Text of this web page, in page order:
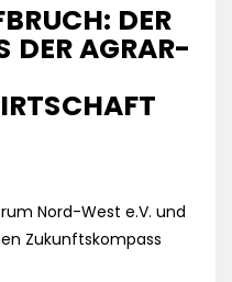
DER
DER AGRAR-
Nord-West e.V. und
Zukunftskompass